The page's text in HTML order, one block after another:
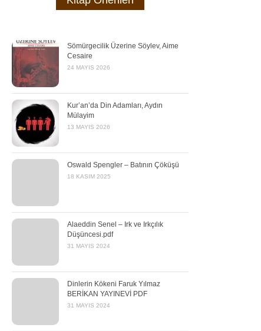
Sömürgecilik Üzerine Söylev, Aime
Cesaire
24 MAYIS 2026
Kur’an’da Din Adamları, Aydın
Mülayim
13 MAYIS 2026
Oswald Spengler – Batının Çöküşü
18 KASIM 2025
Alaeddin Senel – Irk ve Irkçılık
Düşüncesi.pdf
31 MAYIS 2024
Dinlerin Kökeni Faruk Yılmaz
BERİKAN YAYINEVİ PDF
31 MAYIS 2024